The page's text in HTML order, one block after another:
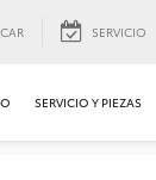
SERVICIO
SERVICIO Y PIEZAS